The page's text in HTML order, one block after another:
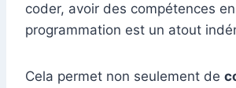
coder, avoir des compétences en
programmation est un atout
Cela permet non seulement de